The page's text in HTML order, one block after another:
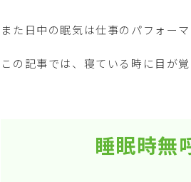
また日中の眠気は仕事のパフォー
この記事では、寝ている時に目が
睡眠時無